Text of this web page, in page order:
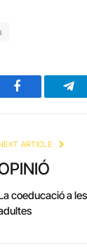
Facebook
ARTICLE
coeducació a